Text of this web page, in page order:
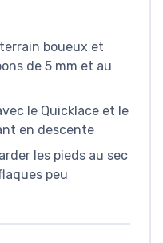
boueux et
de 5 mm et au
le Quicklace et le
en descente
les pieds au sec
peu